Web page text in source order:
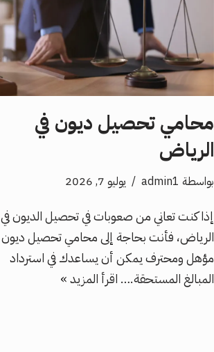
محامي تحصيل ديون في
الرياض
بواسطة admin1 يوليو 7, 2026
إذا كنت تعاني من صعوبات في تحصيل الديون في
الرياض، فأنت بحاجة إلى محامي تحصيل ديون
مؤهل ومحترف يمكن أن يساعدك في استرداد
المبالغ المستحقة.… اقرأ المزيد »